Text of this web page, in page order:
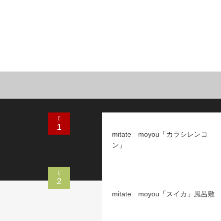
1
mitate moyou「カラシレンコ
ン」
2
mitate moyou「スイカ」風呂敷